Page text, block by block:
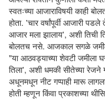
स्वतःच्या आजाराविषयी काही
होता. 'चार वर्षांपूर्वी आजारी
आजार मला झालाय', अशी तिची
बोलतच नसे. आजकाल सगळे
"या आठवड्याच्या शेवटी जमीला
तिला', अशी धमकी सीतेच्या रेजने
अधूनमधून नीट गप्पाही मारू
होती म्हणून किंवा प्रकाशच्या